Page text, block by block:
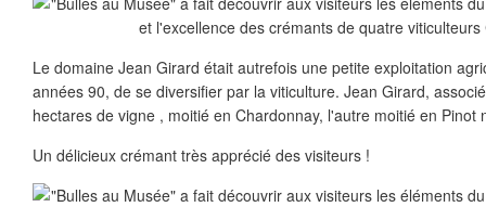
Le domaine Jean Girard était autrefois une petite exploitation
années 90, de se diversifier par la viticulture. Jean Girard,
hectares de vigne , moitié en Chardonnay, l'autre moitié en Pinot
Un délicieux crémant très apprécié des visiteurs !